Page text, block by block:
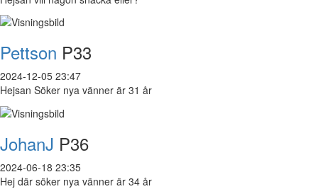
Pettson P33
2024-12-05 23:47
Hejsan Söker nya vänner är 31 år
JohanJ P36
2024-06-18 23:35
Hej där söker nya vänner är 34 år